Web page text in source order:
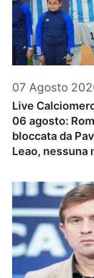
07 Agosto
Live
06 agosto:
bloccata da
Leao, nessuna